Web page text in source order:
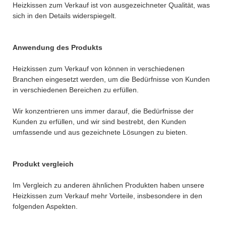
Heizkissen zum Verkauf ist von ausgezeichneter Qualität, was
sich in den Details widerspiegelt.
Anwendung des Produkts
Heizkissen zum Verkauf von können in verschiedenen
Branchen eingesetzt werden, um die Bedürfnisse von Kunden
in verschiedenen Bereichen zu erfüllen.
Wir konzentrieren uns immer darauf, die Bedürfnisse der
Kunden zu erfüllen, und wir sind bestrebt, den Kunden
umfassende und aus gezeichnete Lösungen zu bieten.
Produkt vergleich
Im Vergleich zu anderen ähnlichen Produkten haben unsere
Heizkissen zum Verkauf mehr Vorteile, insbesondere in den
folgenden Aspekten.